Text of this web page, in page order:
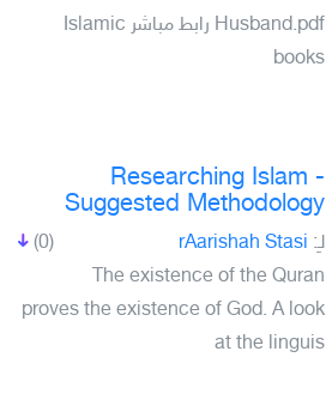
Husband.pdf رابط مباشر Islamic
books
Researching Islam -
Suggested Methodology
(0) لـِ: rAarishah Stasi
The existence of the Quran
proves the existence of God. A look
at the linguis